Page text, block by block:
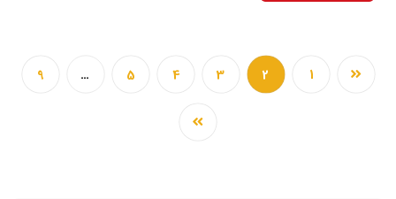
1
2
3
4
5
…
9